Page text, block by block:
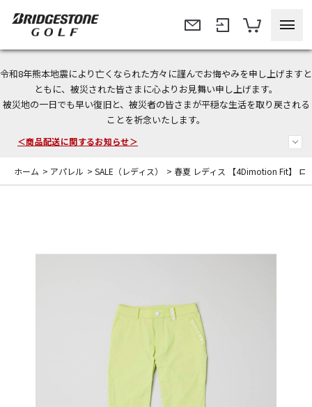
令和8年熊本地震により亡くなられた方々に謹んでお悔やみを申し上げますと
ともに、被災された皆さまに心よりお見舞い申し上げます。
被災地の一日でも早い復旧と、被災者の皆さまが平穏な生活を取り戻される
ことを祈念いたします。
＜夏季休暇中のご注文・発送・お問い合わせ＞
今なら新規会員登録で1,000円OFFクーポンプレゼント！
＜商品配送に関するお知らせ＞
ホーム > アパレル > SALE（レディス） > 春夏 レディス 【4Dimotion Fit】 ロ